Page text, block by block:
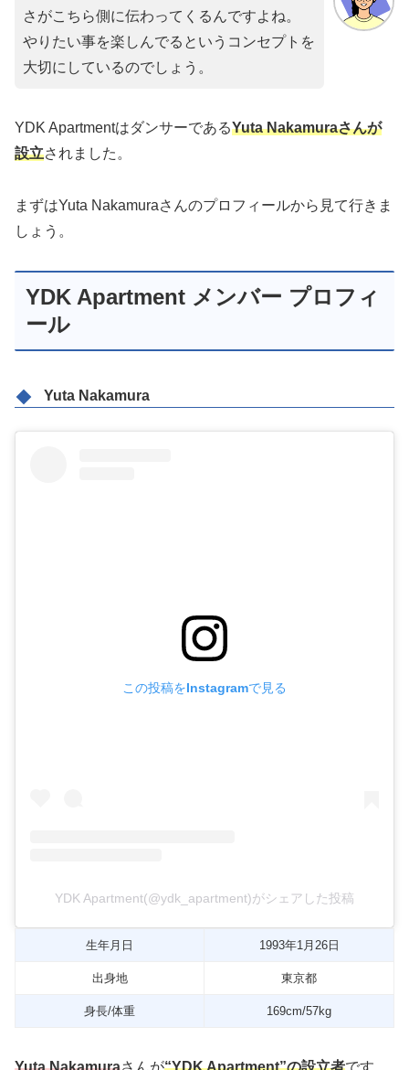
さがこちら側に伝わってくるんですよね。
やりたい事を楽しんでるというコンセプトを
大切にしているのでしょう。
YDK ApartmentはダンサーであるYuta Nakamuraさんが
設立されました。
まずはYuta Nakamuraさんのプロフィールから見て行きま
しょう。
YDK Apartment メンバー プロフィ
ール
Yuta Nakamura
この投稿をInstagramで見る
YDK Apartment(@ydk_apartment)がシェアした投稿
生年月日 1993年1月26日
出身地 東京都
身長/体重 169cm/57kg
Yuta Nakamuraさんが“YDK Apartment”の設立者です。